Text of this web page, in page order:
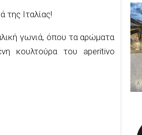
της Ιταλίας!
γωνιά, όπου τα αρώματα
κουλτούρα του aperitivo